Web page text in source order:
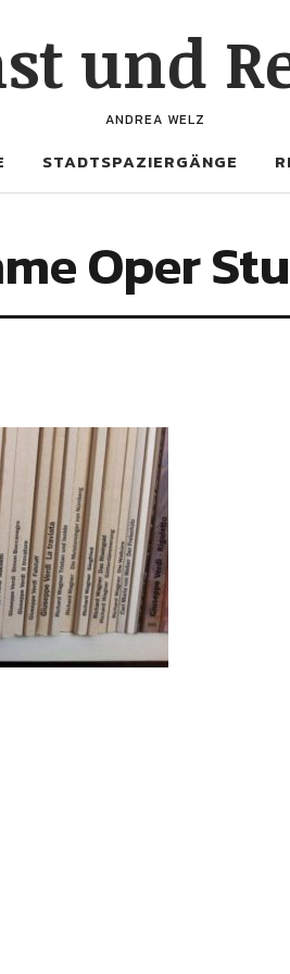
und
ANDREA WELZ
STADTSPAZIERGÄNGE
Oper